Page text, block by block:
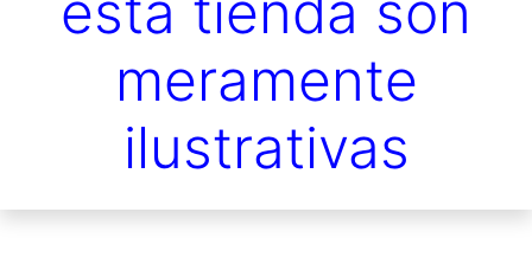
meramente
ilustrativas